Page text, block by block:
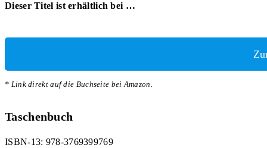
Dieser Titel ist erhältlich bei …
* Link direkt auf die Buchseite bei Amazon.
Taschenbuch
ISBN-13: 978-3769399769